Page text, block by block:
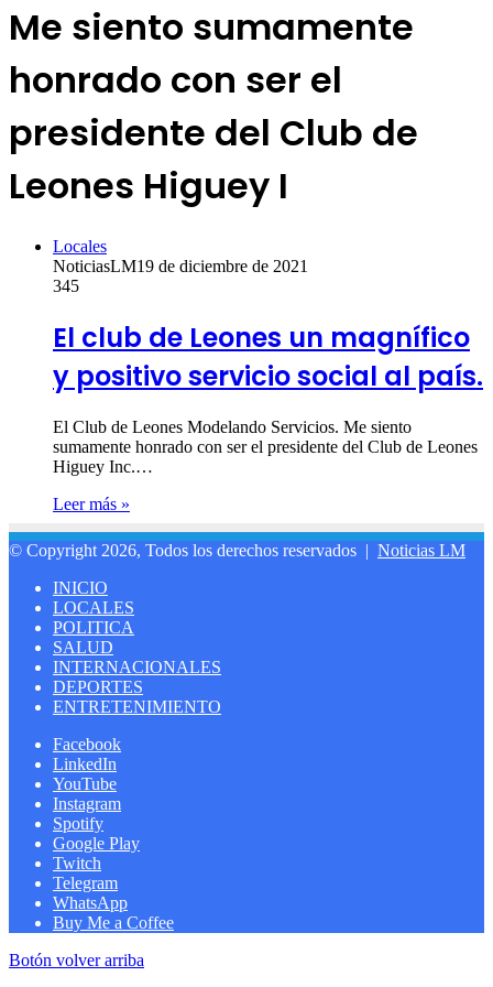
Me siento sumamente
honrado con ser el
presidente del Club de
Leones Higuey I
Locales
NoticiasLM19 de diciembre de 2021
345
El club de Leones un magnífico
y positivo servicio social al país.
El Club de Leones Modelando Servicios. Me siento
sumamente honrado con ser el presidente del Club de Leones
Higuey Inc.…
Leer más »
© Copyright 2026, Todos los derechos reservados | Noticias LM
INICIO
LOCALES
POLITICA
SALUD
INTERNACIONALES
DEPORTES
ENTRETENIMIENTO
Facebook
LinkedIn
YouTube
Instagram
Spotify
Google Play
Twitch
Telegram
WhatsApp
Buy Me a Coffee
Botón volver arriba